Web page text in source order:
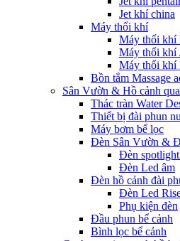
Jet khí china
Máy thổi khí
Máy thổi khí
Máy thổi khí
Máy thổi khí
Bồn tắm Massage
Sân Vườn & Hồ cảnh
Thác tràn Water
Thiết bị đài phun
Máy bơm bể lọc
Đèn Sân Vườn &
Đèn
Đèn Led âm
Đèn hồ cảnh đài
Đèn Led
Phụ kiện đèn
Đầu phun bể cảnh
Bình lọc bể cảnh